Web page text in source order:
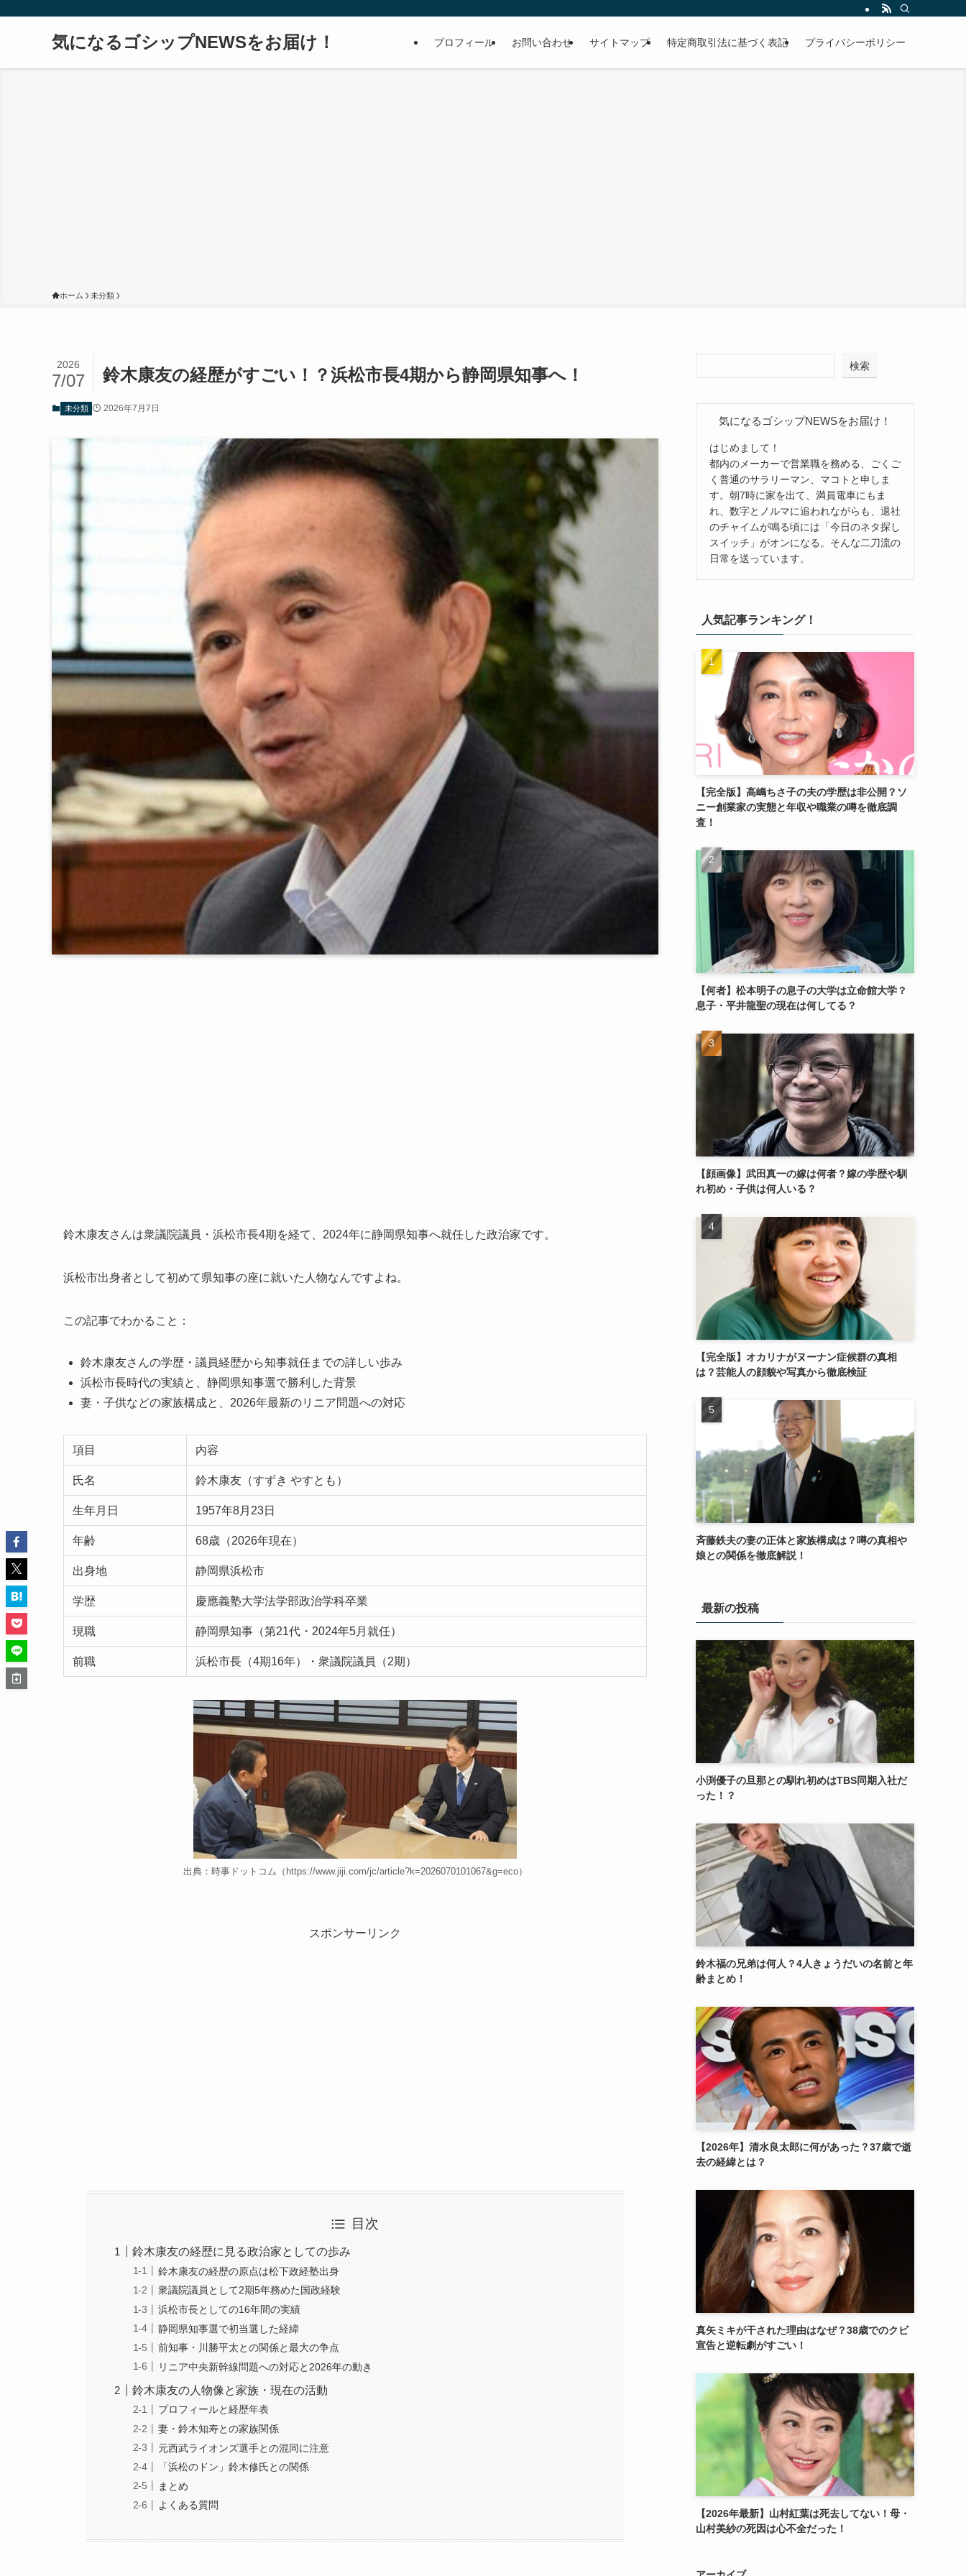
気になるゴシップNEWSをお届け！ プロフィール お問い合わせ サイトマップ 特定商取引法に基づく表記 プライバシーポリシー
ホーム 未分類
鈴木康友の経歴がすごい！？浜松市長4期から静岡県知事へ！
2026
7/07
未分類 2026年7月7日
鈴木康友さんは衆議院議員・浜松市長4期を経て、2024年に静岡県知事へ就任した政治家です。
浜松市出身者として初めて県知事の座に就いた人物なんですよね。
この記事でわかること：
鈴木康友さんの学歴・議員経歴から知事就任までの詳しい歩み
浜松市長時代の実績と、静岡県知事選で勝利した背景
妻・子供などの家族構成と、2026年最新のリニア問題への対応
項目 内容
氏名 鈴木康友（すずき やすとも）
生年月日 1957年8月23日
年齢 68歳（2026年現在）
出身地 静岡県浜松市
学歴 慶應義塾大学法学部政治学科卒業
現職 静岡県知事（第21代・2024年5月就任）
前職 浜松市長（4期16年）・衆議院議員（2期）
出典：時事ドットコム（https://www.jiji.com/jc/article?k=2026070101067&g=eco）
スポンサーリンク
目次
鈴木康友の経歴に見る政治家としての歩み
鈴木康友の経歴の原点は松下政経塾出身
衆議院議員として2期5年務めた国政経験
浜松市長としての16年間の実績
静岡県知事選で初当選した経緯
前知事・川勝平太との関係と最大の争点
リニア中央新幹線問題への対応と2026年の動き
鈴木康友の人物像と家族・現在の活動
プロフィールと経歴年表
妻・鈴木知寿との家族関係
元西武ライオンズ選手との混同に注意
「浜松のドン」鈴木修氏との関係
まとめ
よくある質問
検索
気になるゴシップNEWSをお届け！
はじめまして！
都内のメーカーで営業職を務める、ごくご
く普通のサラリーマン、マコトと申しま
す。朝7時に家を出て、満員電車にもま
れ、数字とノルマに追われながらも、退社
のチャイムが鳴る頃には「今日のネタ探し
スイッチ」がオンになる。そんな二刀流の
日常を送っています。
人気記事ランキング！
【完全版】高嶋ちさ子の夫の学歴は非公開？ソ
ニー創業家の実態と年収や職業の噂を徹底調
査！
【何者】松本明子の息子の大学は立命館大学？
息子・平井龍聖の現在は何してる？
【顔画像】武田真一の嫁は何者？嫁の学歴や馴
れ初め・子供は何人いる？
【完全版】オカリナがヌーナン症候群の真相
は？芸能人の顔貌や写真から徹底検証
斉藤鉄夫の妻の正体と家族構成は？噂の真相や
娘との関係を徹底解説！
最新の投稿
小渕優子の旦那との馴れ初めはTBS同期入社だ
った！？
鈴木福の兄弟は何人？4人きょうだいの名前と年
齢まとめ！
【2026年】清水良太郎に何があった？37歳で逝
去の経緯とは？
真矢ミキが干された理由はなぜ？38歳でのクビ
宣告と逆転劇がすごい！
【2026年最新】山村紅葉は死去してない！母・
山村美紗の死因は心不全だった！